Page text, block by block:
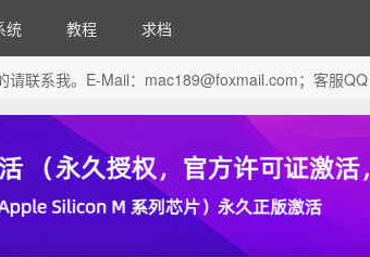
统 教程 求档
联系我。E-Mail： mac189@foxmail.com；客服